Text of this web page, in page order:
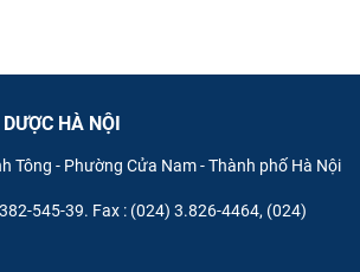
HÀ NỘI
Tông - Phường Cửa Nam - Thành phố Hà Nội
545-39. Fax : (024) 3.826-4464, (024)